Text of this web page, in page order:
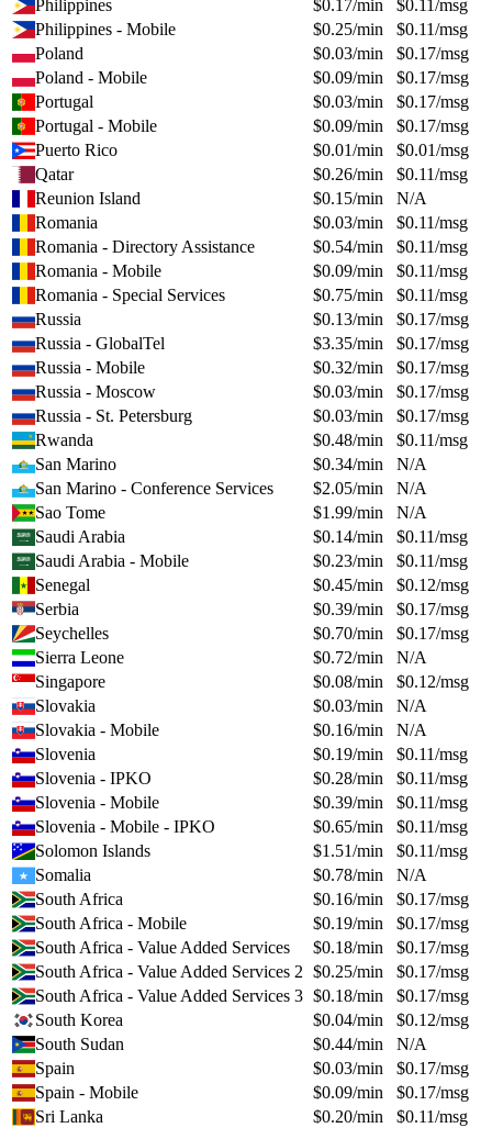
Philippines $0.17/min $0.11 /msg
Philippines - Mobile
$0.25/min $0.11/msg
Poland
$0.03/min $0.17/msg
Poland - Mobile
$0.09/min $0.17/msg
Portugal
$0.03/min $0.17/msg
Portugal - Mobile
$0.09/min $0.17/msg
Puerto Rico
$0.01/min $0.01/msg
Qatar
$0.26/min $0.11/msg
Reunion Island
$0.15/min
N/A
Romania
$0.03/min $0.11/msg
Romania - Directory Assistance
$0.54/min $0.11/msg
Romania - Mobile
$0.09/min $0.11/msg
Romania - Special Services
$0.75/min $0.11/msg
Russia
$0.13/min $0.17/msg
Russia - GlobalTel
$3.35/min $0.17/msg
Russia - Mobile
$0.32/min $0.17/msg
Russia - Moscow
$0.03/min $0.17/msg
Russia - St. Petersburg
$0.03/min $0.17/msg
Rwanda
$0.48/min $0.11/msg
San Marino
$0.34/min
N/A
San Marino - Conference Services
$2.05/min
N/A
Sao Tome
$1.99/min
N/A
Saudi Arabia
$0.14/min $0.11/msg
Saudi Arabia - Mobile
$0.23/min $0.11/msg
Senegal
$0.45/min $0.12/msg
Serbia
$0.39/min $0.17/msg
Seychelles
$0.70/min $0.17/msg
Sierra Leone
$0.72/min
N/A
Singapore
$0.08/min $0.12/msg
Slovakia
$0.03/min
N/A
Slovakia - Mobile
$0.16/min
N/A
Slovenia
$0.19/min $0.11/msg
Slovenia - IPKO
$0.28/min $0.11/msg
Slovenia - Mobile
$0.39/min $0.11/msg
Slovenia - Mobile - IPKO
$0.65/min $0.11/msg
Solomon Islands
$1.51/min $0.11/msg
Somalia
$0.78/min
N/A
South Africa
$0.16/min $0.17/msg
South Africa - Mobile
$0.19/min $0.17/msg
South Africa - Value Added Services
$0.18/min $0.17/msg
South Africa - Value Added Services 2 $0.25/min $0.17/msg
South Africa - Value Added Services 3 $0.18/min $0.17/msg
South Korea
$0.04/min $0.12/msg
South Sudan
$0.44/min
N/A
Spain
$0.03/min $0.17/msg
Spain - Mobile
$0.09/min $0.17/msg
Sri Lanka
$0.20/min $0.11/msg